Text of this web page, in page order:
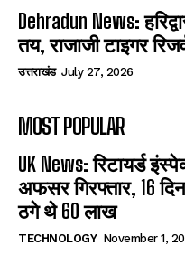
Dehradun News:
तय, राजाजी टाइगर
उत्तराखंड July 27, 2026
MOST POPULAR
UK News: रिटायर्ड
अफसर गिरफ्तार, 16
ठगे थे 60 लाख
TECHNOLOGY November 1,